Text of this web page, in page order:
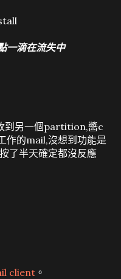
一滴在流失中
到另一個partition,醬c
作的mail,沒想到功能是
了半天確定都沒反應
client 。